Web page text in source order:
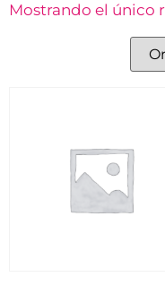
Mostrando el único